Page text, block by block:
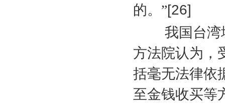
的。”[26]
我国台湾地
方法院认为，
括毫无法律依
至金钱收买等